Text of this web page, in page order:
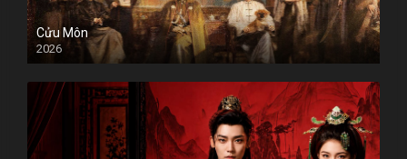
Cửu Môn
2026